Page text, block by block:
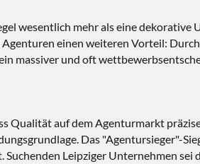
wesentlich mehr als eine dekorative
einen weiteren Vorteil:
massiver und oft
auf dem Agenturmarkt
Das "Agentursieger"-
Leipziger Unternehmen sei